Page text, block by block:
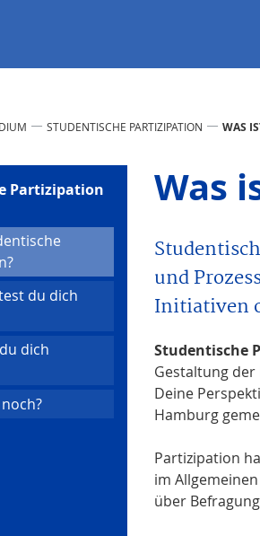
STUDENTISCHE PARTIZIPATION WAS
Partizipation
(current)
du dich
dich
Was
und
Initiativen
Studentische
Gestaltung
Deine
Hamburg
Partizipation
im
über